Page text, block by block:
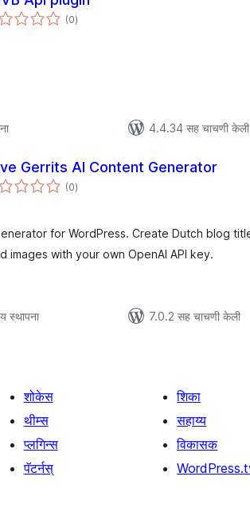
(0एकूण
मूल्यांकन
)
4.4.34 सह चाचणी केली
Gerrits AI Content Generator
(0एकूण
मूल्यांकन
)
for WordPress. Create Dutch blog
images with your own OpenAI API key.
स्थापना
7.0.2 सह चाचणी केली
शोकेस
थीम्स
प्लगिन्स
पॅटर्नस्
शिका
सहाय्य
विकासक